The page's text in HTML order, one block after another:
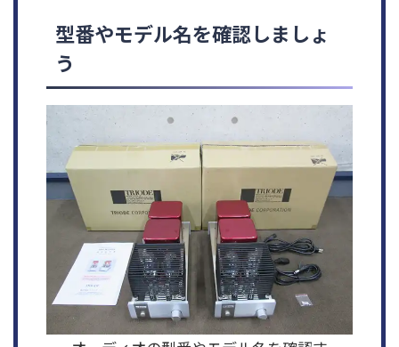
型番やモデル名を確認しましょ
う